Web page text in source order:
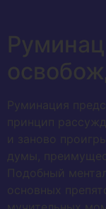
Руминация
принцип
и заново
думы,
Подобный
основных